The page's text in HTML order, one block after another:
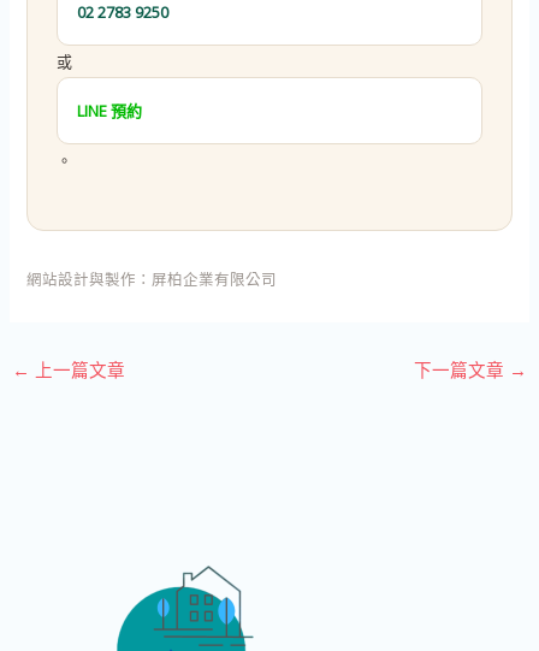
02 2783 9250
或
LINE 預約
。
網站設計與製作： 屏柏企業有限公司
← 上一篇文章 下一篇文章 →